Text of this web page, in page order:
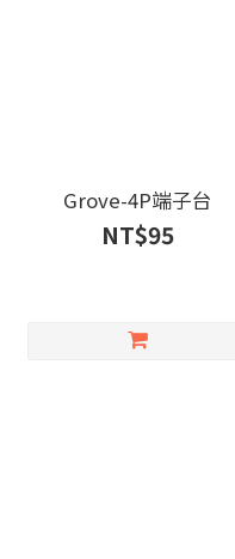
Grove-4P端子台
NT$95